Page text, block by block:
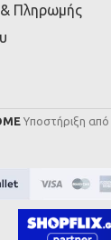
Πληρωμής
Υποστήριξη από